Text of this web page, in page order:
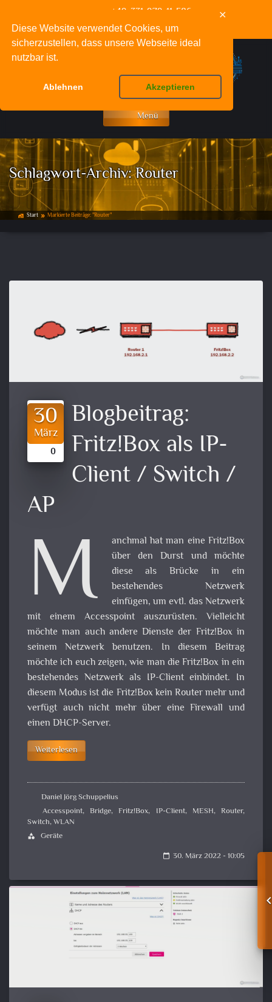
Diese Website verwendet Cookies, um
sicherzustellen, dass unsere Webseite ideal
nutzbar ist.
Ablehnen Akzeptieren
✕
+49-331-979-11-586
info@deinnetzwerkfachmann.de
Menü
Schlagwort-Archiv:Router
home_work Start double_arrow Markierte Beiträge: "Router"
30
März
0
Blogbeitrag:
Fritz!Box als IP-
Client / Switch /
AP
M
anchmal hat man eine Fritz!Box
über den Durst und möchte
diese als Brücke in ein
bestehendes Netzwerk
einfügen, um evtl. das Netzwerk
mit einem Accesspoint auszurüsten. Vielleicht
möchte man auch andere Dienste der Fritz!Box in
seinem Netzwerk benutzen. In diesem Beitrag
möchte ich euch zeigen, wie man die Fritz!Box in ein
bestehendes Netzwerk als IP-Client einbindet. In
diesem Modus ist die Fritz!Box kein Router mehr und
verfügt auch nicht mehr über eine Firewall und
einen DHCP-Server.
Weiterlesen
Daniel Jörg Schuppelius
Accesspoint,Bridge,Fritz!Box, IP-Client, MESH,Router,
Switch,WLAN
category Geräte
calendar_today 30. März 2022 - 10:05